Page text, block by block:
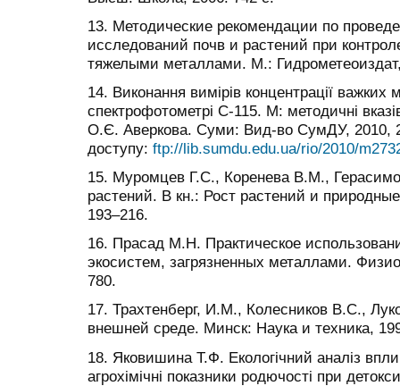
13. Методические рекомендации по
исследований почв и растений при
тяжелыми металлами. М.:
14. Виконання вимірів концентрації важких
спектрофотометрі С-115. М: методичні
О.Є. Аверкова. Суми: Вид-во СумДУ, 2010,
доступу: ftp://lib.sumdu.edu.ua/rio/2010/
15. Муромцев Г.С., Коренева В.М.,
растений. В кн.: Рост растений и
193–216.
16. Прасад М.Н. Практическое
экосистем, загрязненных металлами.
780.
17. Трахтенберг, И.М., Колесников В.С.,
внешней среде. Минск: Наука и техника,
18. Яковишина Т.Ф. Екологічний аналіз
агрохімічні показники родючості при